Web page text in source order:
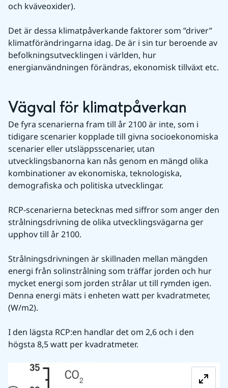
och kväveoxider).
Det är dessa klimatpåver­kande faktorer som ”driver”
klimatförändringarna idag. De är i sin tur beroende av
befolkningsutvecklingen i världen, hur
energianvändningen förändras, ekono­misk tillväxt etc.
Vägval för klimatpåverkan
De fyra scenarierna fram till år 2100 är inte, som i
tidigare scenarier kopplade till givna socioekonomiska
scenarier eller utsläppsscenarier, utan
utvecklingsbanorna kan nås genom en mängd olika
kombinationer av ekono­miska, teknologiska,
demografiska och politiska utvecklingar.
RCP-scenarierna betecknas med siffror som anger den
strålningsdrivning de olika utvecklingsvägarna ger
upphov till år 2100.
Strålningsdrivningen är skillnaden mellan mängden
energi från solinstrålning som träffar jorden och hur
mycket energi som jorden strålar ut till rymden igen.
Denna energi mäts i enheten watt per kvadratmeter,
(W/m2).
I den lägsta RCP:en handlar det om 2,6 och i den
högsta 8,5 watt per kvadratmeter.